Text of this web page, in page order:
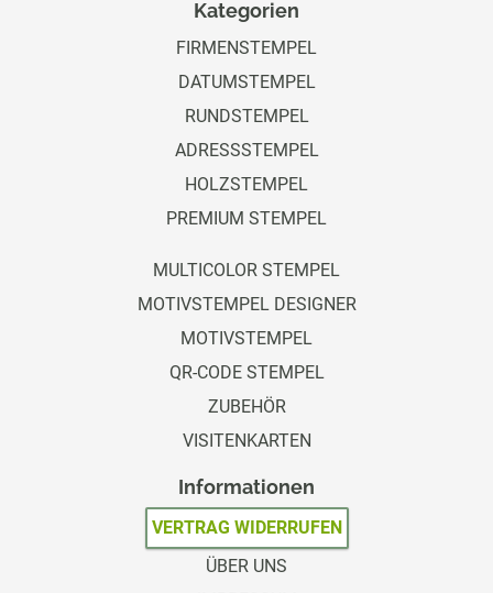
Kategorien
FIRMENSTEMPEL
DATUMSTEMPEL
RUNDSTEMPEL
ADRESSSTEMPEL
HOLZSTEMPEL
PREMIUM STEMPEL
MULTICOLOR STEMPEL
MOTIVSTEMPEL DESIGNER
MOTIVSTEMPEL
QR-CODE STEMPEL
ZUBEHÖR
VISITENKARTEN
Informationen
VERTRAG WIDERRUFEN
ÜBER UNS